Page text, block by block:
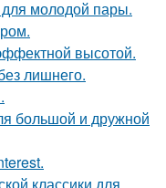
молодой пары.
высотой.
лишнего.
большой и дружной